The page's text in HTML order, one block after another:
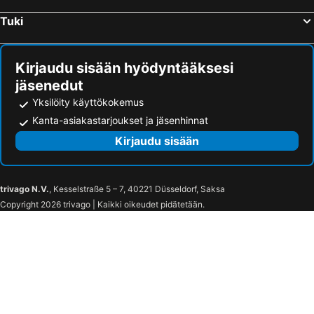
Teerenpesue G 60 By Interhome
Rivergold Cottage
Holiday Home Raahenmaja By Interhome
Holiday Home Kiehinen 1 By Interhome
Holiday Home Kiela 2 By Interhome
Tuki
Kirjaudu sisään hyödyntääksesi
jäsenedut
Yksilöity käyttökokemus
Kanta-asiakastarjoukset ja jäsenhinnat
Kirjaudu sisään
trivago N.V., Kesselstraße 5 – 7, 40221 Düsseldorf, Saksa
Copyright 2026 trivago | Kaikki oikeudet pidätetään.